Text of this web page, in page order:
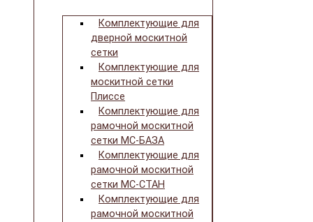
Комплектующие для
дверной москитной
сетки
Комплектующие для
москитной сетки
Плиссе
Комплектующие для
рамочной москитной
сетки МС-БАЗА
Комплектующие для
рамочной москитной
сетки МС-СТАН
Комплектующие для
рамочной москитной